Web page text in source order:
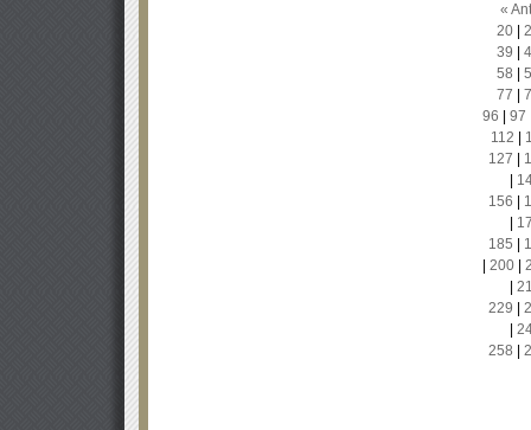
«
20|
39
58
77
96
97
112
127
156
185
200|
229
258